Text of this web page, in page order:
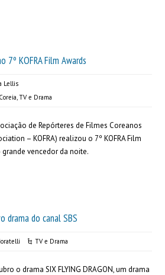
7º KOFRA Film Awards
Lellis
,TV e Drama
de Repórteres de Filmes Coreanos
– KOFRA) realizou o 7º KOFRA Film
grande vencedor da noite.
drama do canal SBS
TV e Drama
o drama SIX FLYING DRAGON, um drama